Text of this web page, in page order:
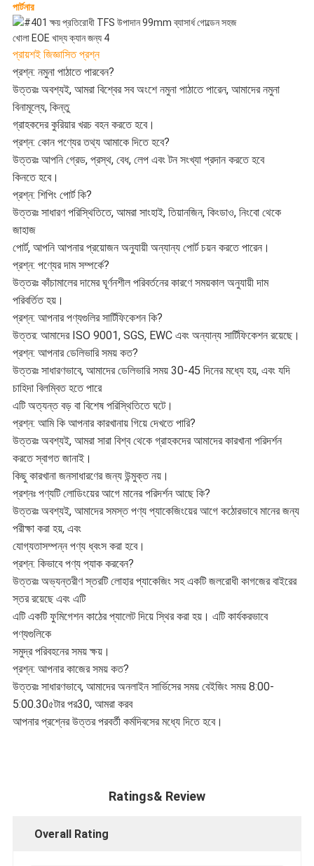
পার্টনার
প্রায়শই জিজ্ঞাসিত প্রশ্ন
প্রশ্ন: নমুনা পাঠাতে পারবেন?
উত্তরঃ অবশ্যই, আমরা বিশ্বের সব অংশে নমুনা পাঠাতে পারেন, আমাদের নমুনা
বিনামূল্যে, কিন্তু
গ্রাহকদের কুরিয়ার খরচ বহন করতে হবে।
প্রশ্ন: কোন পণ্যের তথ্য আমাকে দিতে হবে?
উত্তরঃ আপনি গ্রেড, প্রস্থ, বেধ, লেপ এবং টন সংখ্যা প্রদান করতে হবে
কিনতে হবে।
প্রশ্ন: শিপিং পোর্ট কি?
উত্তরঃ সাধারণ পরিস্থিতিতে, আমরা সাংহাই, তিয়ানজিন, কিংডাও, নিংবো থেকে
জাহাজ
পোর্ট, আপনি আপনার প্রয়োজন অনুযায়ী অন্যান্য পোর্ট চয়ন করতে পারেন।
প্রশ্ন: পণ্যের দাম সম্পর্কে?
উত্তরঃ কাঁচামালের দামের ঘূর্ণনশীল পরিবর্তনের কারণে সময়কাল অনুযায়ী দাম
পরিবর্তিত হয়।
প্রশ্ন: আপনার পণ্যগুলির সার্টিফিকেশন কি?
উত্তর: আমাদের ISO 9001, SGS, EWC এবং অন্যান্য সার্টিফিকেশন রয়েছে।
প্রশ্ন: আপনার ডেলিভারি সময় কত?
উত্তরঃ সাধারণভাবে, আমাদের ডেলিভারি সময় 30-45 দিনের মধ্যে হয়, এবং যদি
চাহিদা বিলম্বিত হতে পারে
এটি অত্যন্ত বড় বা বিশেষ পরিস্থিতিতে ঘটে।
প্রশ্ন: আমি কি আপনার কারখানায় গিয়ে দেখতে পারি?
উত্তরঃ অবশ্যই, আমরা সারা বিশ্ব থেকে গ্রাহকদের আমাদের কারখানা পরিদর্শন
করতে স্বাগত জানাই।
কিছু কারখানা জনসাধারণের জন্য উন্মুক্ত নয়।
প্রশ্নঃ পণ্যটি লোডিংয়ের আগে মানের পরিদর্শন আছে কি?
উত্তরঃ অবশ্যই, আমাদের সমস্ত পণ্য প্যাকেজিংয়ের আগে কঠোরভাবে মানের জন্য
পরীক্ষা করা হয়, এবং
যোগ্যতাসম্পন্ন পণ্য ধ্বংস করা হবে।
প্রশ্ন: কিভাবে পণ্য প্যাক করবেন?
উত্তরঃ অভ্যন্তরীণ স্তরটি লোহার প্যাকেজিং সহ একটি জলরোধী কাগজের বাইরের
স্তর রয়েছে এবং এটি
এটি একটি ফুমিগেশন কাঠের প্যালেট দিয়ে স্থির করা হয়। এটি কার্যকরভাবে
পণ্যগুলিকে
সমুদ্র পরিবহনের সময় ক্ষয়।
প্রশ্ন: আপনার কাজের সময় কত?
উত্তরঃ সাধারণভাবে, আমাদের অনলাইন সার্ভিসের সময় বেইজিং সময় 8:00-
5:00.30৫টার পর30, আমরা করব
আপনার প্রশ্নের উত্তর পরবর্তী কর্মদিবসের মধ্যে দিতে হবে।
Ratings& Review
Overall Rating